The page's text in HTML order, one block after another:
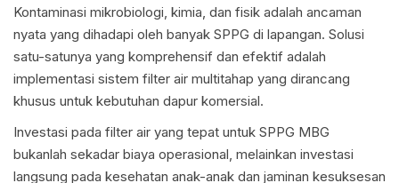
Kontaminasi mikrobiologi, kimia, dan fisik adalah ancaman
nyata yang dihadapi oleh banyak SPPG di lapangan. Solusi
satu-satunya yang komprehensif dan efektif adalah
implementasi sistem filter air multitahap yang dirancang
khusus untuk kebutuhan dapur komersial.
Investasi pada filter air yang tepat untuk SPPG MBG
bukanlah sekadar biaya operasional, melainkan investasi
langsung pada kesehatan anak-anak dan jaminan kesuksesan